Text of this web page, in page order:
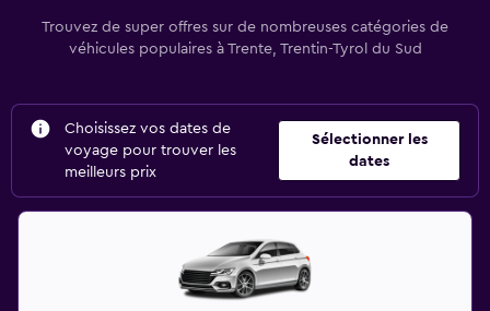
Trouvez de super offres sur de nombreuses catégories de
véhicules populaires à Trente, Trentin-Tyrol du Sud
Choisissez vos dates de
voyage pour trouver les
meilleurs prix
Sélectionner les
dates